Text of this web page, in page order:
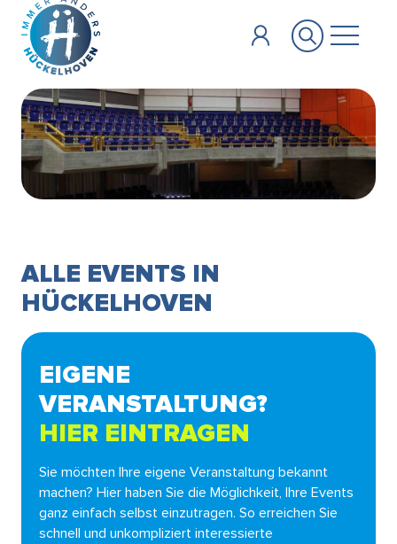
Zum Hauptinhalt springen
ALLE EVENTS IN
HÜCKELHOVEN
EIGENE
VERANSTALTUNG?
HIER EINTRAGEN
Sie möchten Ihre eigene Veranstaltung bekannt
machen? Hier haben Sie die Möglichkeit, Ihre Events
ganz einfach selbst einzutragen. So erreichen Sie
schnell und unkompliziert interessierte